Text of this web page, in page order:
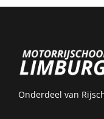
Onderdeel van